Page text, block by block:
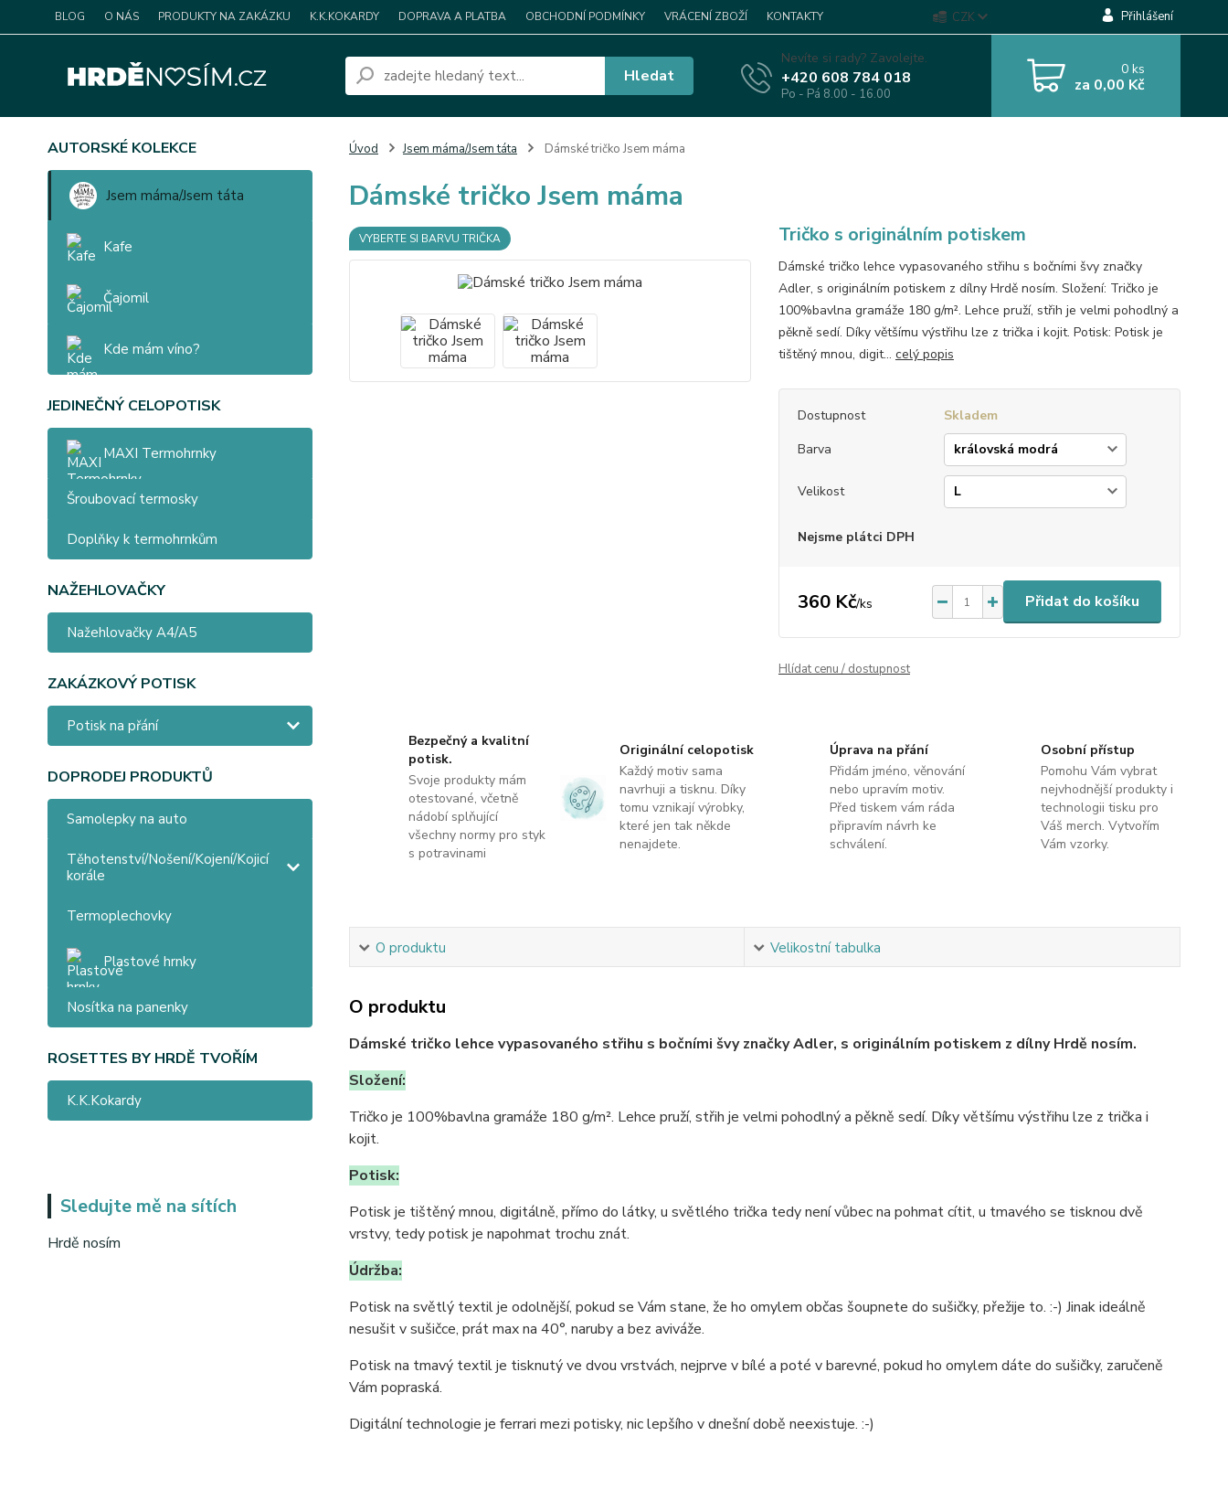
BLOG O NÁS PRODUKTY NA ZAKÁZKU K.K.KOKARDY DOPRAVA A PLATBA OBCHODNÍ PODMÍNKY VRÁCENÍ ZBOŽÍ KONTAKTY CZK Přihlášení
Hledat
Nevíte si rady? Zavolejte.
+420 608 784 018
Po - Pá 8.00 - 16.00
0ks
za 0,00 Kč
AUTORSKÉ KOLEKCE
Jsem máma/Jsem táta
Kafe
Čajomil
Kde mám víno?
JEDINEČNÝ CELOPOTISK
MAXI Termohrnky
Šroubovací termosky
Doplňky k termohrnkům
NAŽEHLOVAČKY
Nažehlovačky A4/A5
ZAKÁZKOVÝ POTISK
Potisk na přání
DOPRODEJ PRODUKTŮ
Samolepky na auto
Těhotenství/Nošení/Kojení/Kojicí
korále
Termoplechovky
Plastové hrnky
Nosítka na panenky
ROSETTES BY HRDĚ TVOŘÍM
K.K.Kokardy
Sledujte mě na sítích
Hrdě nosím
Úvod Jsem máma/Jsem táta Dámské tričko Jsem máma
Dámské tričko Jsem máma
VYBERTE SI BARVU TRIČKA Tričko s originálním potiskem
Dámské tričko lehce vypasovaného střihu s bočními švy značky
Adler, s originálním potiskem z dílny Hrdě nosím. Složení: Tričko je
100%bavlna gramáže 180 g/m². Lehce pruží, střih je velmi pohodlný a
pěkně sedí. Díky většímu výstřihu lze z trička i kojit. Potisk: Potisk je
tištěný mnou, digit... celý popis
Dostupnost
Skladem
Barva
Velikost
Nejsme plátci DPH
360 Kč/ks Přidat do košíku
Hlídat cenu / dostupnost
Bezpečný a kvalitní
potisk.
Svoje produkty mám
otestované, včetně
nádobí splňující
všechny normy pro styk
s potravinami
Originální celopotisk
Každý motiv sama
navrhuji a tisknu. Díky
tomu vznikají výrobky,
které jen tak někde
nenajdete.
Úprava na přání
Přidám jméno, věnování
nebo upravím motiv.
Před tiskem vám ráda
připravím návrh ke
schválení.
Osobní přístup
Pomohu Vám vybrat
nejvhodnější produkty i
technologii tisku pro
Váš merch. Vytvořím
Vám vzorky.
O produktu Velikostní tabulka
O produktu
Dámské tričko lehce vypasovaného střihu s bočními švy značky Adler, s originálním potiskem z dílny Hrdě nosím.
Složení:
Tričko je 100%bavlna gramáže 180 g/m². Lehce pruží, střih je velmi pohodlný a pěkně sedí. Díky většímu výstřihu lze z trička i
kojit.
Potisk:
Potisk je tištěný mnou, digitálně, přímo do látky, u světlého trička tedy není vůbec na pohmat cítit, u tmavého se tisknou dvě
vrstvy, tedy potisk je napohmat trochu znát.
Údržba:
Potisk na světlý textil je odolnější, pokud se Vám stane, že ho omylem občas šoupnete do sušičky, přežije to. :-) Jinak ideálně
nesušit v sušičce, prát max na 40°, naruby a bez aviváže.
Potisk na tmavý textil je tisknutý ve dvou vrstvách, nejprve v bílé a poté v barevné, pokud ho omylem dáte do sušičky, zaručeně
Vám popraská.
Digitální technologie je ferrari mezi potisky, nic lepšího v dnešní době neexistuje. :-)